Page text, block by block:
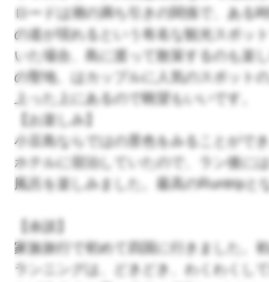
ロードは潮の満ち引きの関係で、ある
の道が現れるという有名な観光スポッ
いた場合、島に渡って散策するのも楽
の聖地、はカップルに人気のスポット
上った上にあるので眺望もいいです。
【お楽しみ】
小豆島ならではの景色をみることがで
ホテルに宿泊していたので、ラン後に
風呂を楽しみました。最高のRuntripと
【余談】
家族旅行で初めて四国に行きました。
ランニングは、どきどき、わくわくし